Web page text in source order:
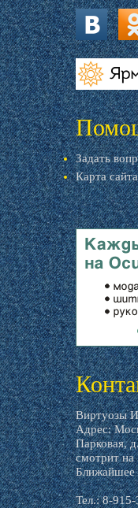
vk.com
Задать
Карта сайта
Виртуозы
Адрес:
Парковая,
смотрит на
Ближайшее
Тел.: 8-